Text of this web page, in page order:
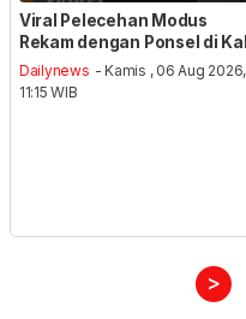
Viral Pelecehan Modus
Rekam dengan Ponsel di
Dailynews - Kamis , 06 Aug 2026,
11:15 WIB
>